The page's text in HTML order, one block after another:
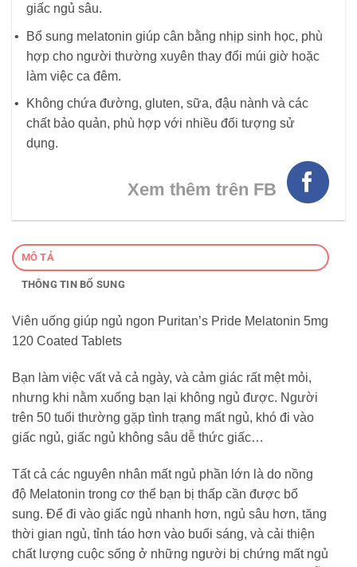
giấc ngủ sâu.
Bổ sung melatonin giúp cân bằng nhịp sinh học, phù
hợp cho người thường xuyên thay đổi múi giờ hoặc
làm việc ca đêm.
Không chứa đường, gluten, sữa, đậu nành và các
chất bảo quản, phù hợp với nhiều đối tượng sử
dụng.
Xem thêm trên FB
MÔ TẢ
THÔNG TIN BỔ SUNG
Viên uống giúp ngủ ngon Puritan’s Pride Melatonin 5mg
120 Coated Tablets
Bạn làm việc vất vả cả ngày, và cảm giác rất mệt mỏi,
nhưng khi nằm xuống bạn lại không ngủ được. Người
trên 50 tuổi thường gặp tình trạng mất ngủ, khó đi vào
giấc ngủ, giấc ngủ không sâu dễ thức giấc…
Tất cả các nguyên nhân mất ngủ phần lớn là do nồng
độ Melatonin trong cơ thể bạn bị thấp cần được bổ
sung. Để đi vào giấc ngủ nhanh hơn, ngủ sâu hơn, tăng
thời gian ngủ, tỉnh táo hơn vào buổi sáng, và cải thiện
chất lượng cuộc sống ở những người bị chứng mất ngủ